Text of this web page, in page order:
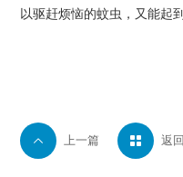
 上一篇  返
以驱赶烦恼的蚊虫，又能起